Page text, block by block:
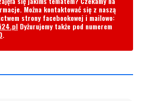
Można kontaktować się z naszą
strony facebookowej i mailowo:
Dyżurujemy także pod numerem
.